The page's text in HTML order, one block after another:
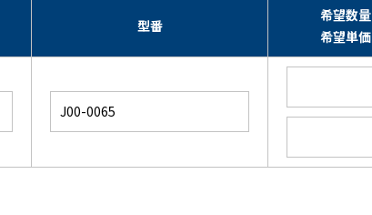
型番
希望数量
希望単価